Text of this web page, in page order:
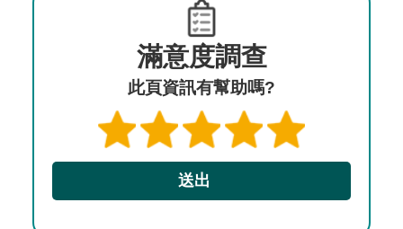
滿意度調查
此頁資訊有幫助嗎?